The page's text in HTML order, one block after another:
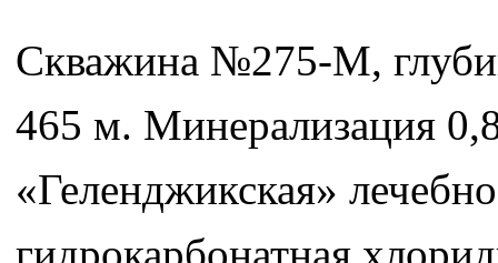
Скважина №275-М,
465 м. Минерализация
«Геленджикская»